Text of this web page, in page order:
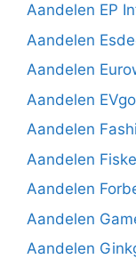
Aandelen EP
Aandelen
Aandelen
Aandelen
Aandelen
Aandelen
Aandelen
Aandelen
Aandelen